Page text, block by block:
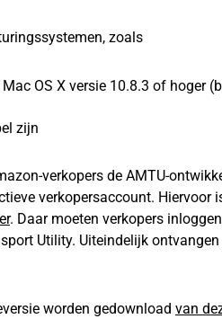
zoals
OS X versie 10.8.3 of hoger
zijn
verkopers de AMTU-
verkopersaccount.
. Daar moeten verkopers
Utility. Uiteindelijk
worden gedownload van